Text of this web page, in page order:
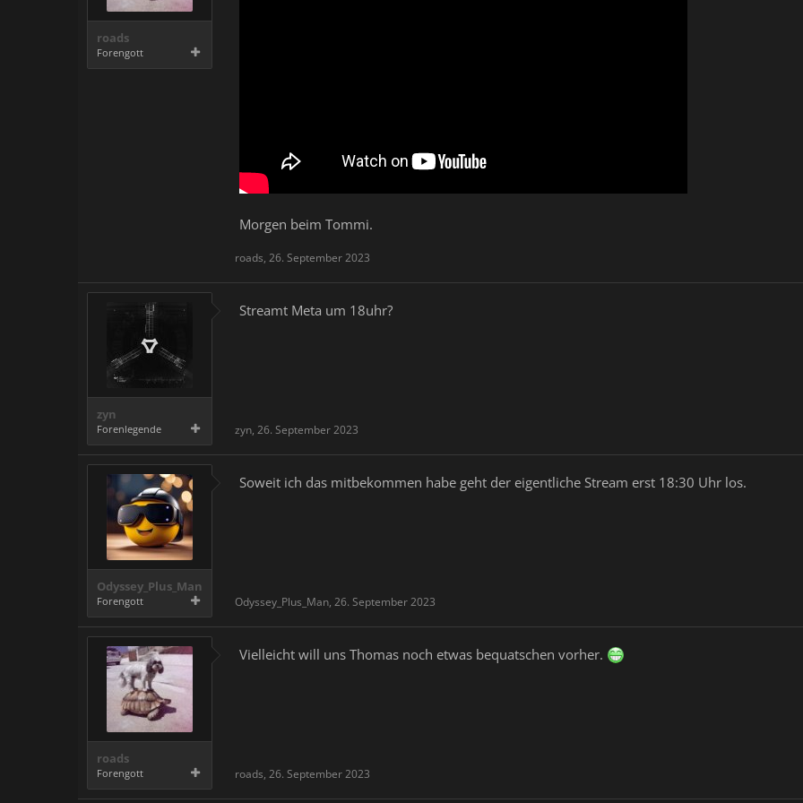
roads
Forengott
Morgen beim Tommi.
roads, 26. September 2023
zyn
Forenlegende
Streamt Meta um 18uhr?
zyn, 26. September 2023
Odyssey_Plus_Man
Forengott
Soweit ich das mitbekommen habe geht der eigentliche Stream erst 18:30 Uhr los.
Odyssey_Plus_Man, 26. September 2023
roads
Forengott
Vielleicht will uns Thomas noch etwas bequatschen vorher.
roads, 26. September 2023